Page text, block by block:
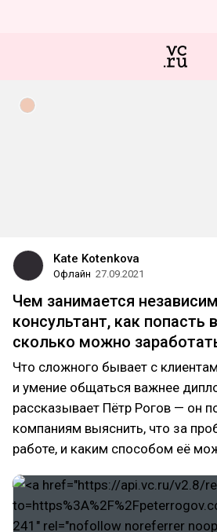
Kate Kotenkova
Офлайн 27.09.2021
Чем занимается
консультант, как попасть
сколько можно
Что сложного бывает с
и умение общаться важнее
рассказывает Пётр Рогов — он
компаниям выяснить, что за
работе, и каким способом её